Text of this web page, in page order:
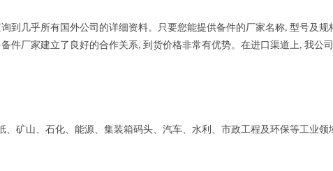
到几乎所有国外公司的详细资料。只要您能提供备件的厂家名称, 型号及规
件厂家建立了良好的合作关系, 到货价格非常有优势。在进口渠道上, 我公
山、石化、能源、集装箱码头、汽车、水利、市政工程及环保等工业领